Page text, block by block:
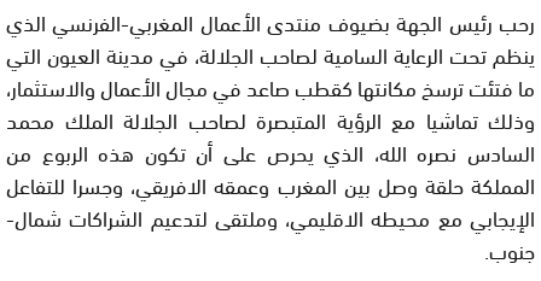
رحب رئيس الجهة بضيوف منتدى الأعمال المغربي-الفرنسي الذي
ينظم تحت الرعاية السامية لصاحب الجلالة، في مدينة العيون التي
ما فتئت ترسخ مكانتها كقطب صاعد في مجال الأعمال والاستثمار،
وذلك تماشيا مع الرؤية المتبصرة لصاحب الجلالة الملك محمد
السادس نصره الله، الذي يحرص على أن تكون هذه الربوع من
المملكة حلقة وصل بين المغرب وعمقه الافريقي، وجسرا للتفاعل
الإيجابي مع محيطه الاقليمي، وملتقى لتدعيم الشراكات شمال-
جنوب.